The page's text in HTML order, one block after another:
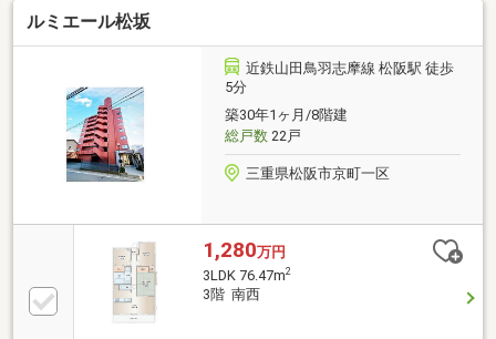
ルミエール松坂
近鉄山田鳥羽志摩線 松阪駅 徒歩
5分
築30年1ヶ月/8階建
総戸数22戸
三重県松阪市京町一区
1,280万円
3LDK 76.47m2
3階 南西